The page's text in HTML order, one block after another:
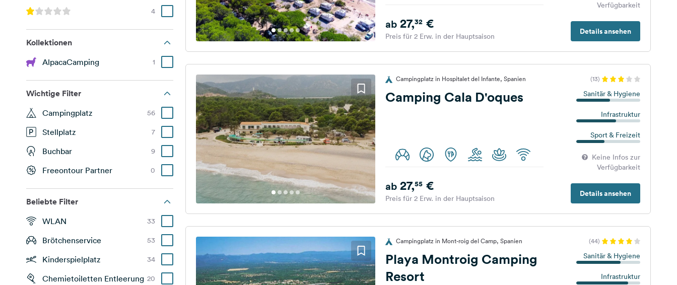
4
Kollektionen
AlpacaCamping 1
Wichtige Filter
Campingplatz 56
Stellplatz 7
Buchbar 9
Freeontour Partner 0
Beliebte Filter
WLAN 33
Brötchenservice 53
Kinderspielplatz 34
Chemietoiletten Entleerung 20
Verfügbarkeit
Details ansehen
ab27,32€
Preis für 2 Erw. in der Hauptsaison
Campingplatz in Hospitalet del Infante, Spanien (13)
Camping Cala D'oques Sanitär & Hygiene
Infrastruktur
Sport & Freizeit
Keine Infos zur
Verfügbarkeit
Details ansehen
ab27,55€
Preis für 2 Erw. in der Hauptsaison
Campingplatz in Mont-roig del Camp, Spanien (44)
Playa Montroig Camping
Resort
Sanitär & Hygiene
Infrastruktur